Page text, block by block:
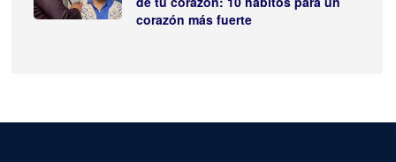
corazón más fuerte